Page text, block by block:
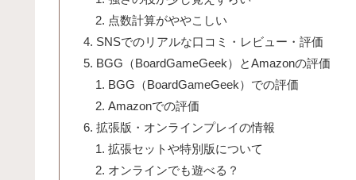
点数計算がややこしい
SNSでのリアルな口コミ・レビュー・評価
BGG（BoardGameGeek）とAmazonの評価
BGG（BoardGameGeek）での評価
Amazonでの評価
拡張版・オンラインプレイの情報
拡張セットや特別版について
オンラインでも遊べる？